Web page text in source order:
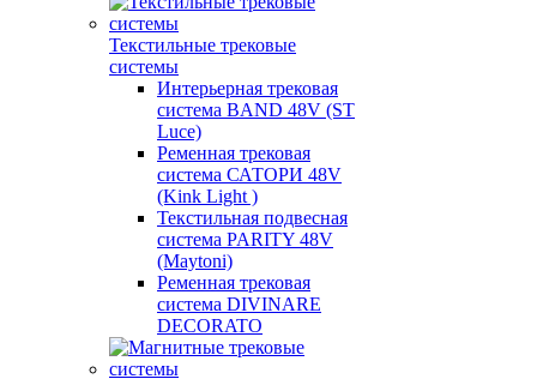
Текстильные трековые
системы
Интерьерная трековая
система BAND 48V (ST
Luce)
Ременная трековая
система САТОРИ 48V
(Kink Light )
Текстильная подвесная
система PARITY 48V
(Maytoni)
Ременная трековая
система DIVINARE
DECORATO